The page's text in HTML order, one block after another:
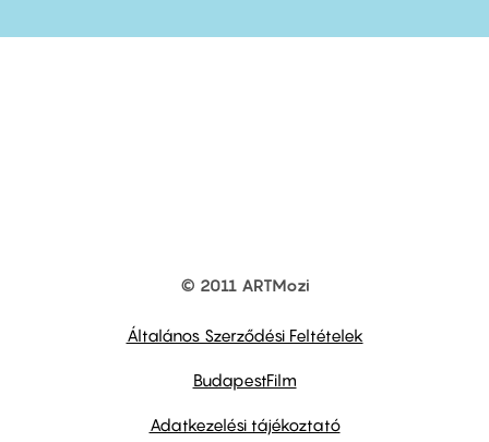
© 2011 ARTMozi
Általános Szerződési Feltételek
BudapestFilm
Adatkezelési tájékoztató